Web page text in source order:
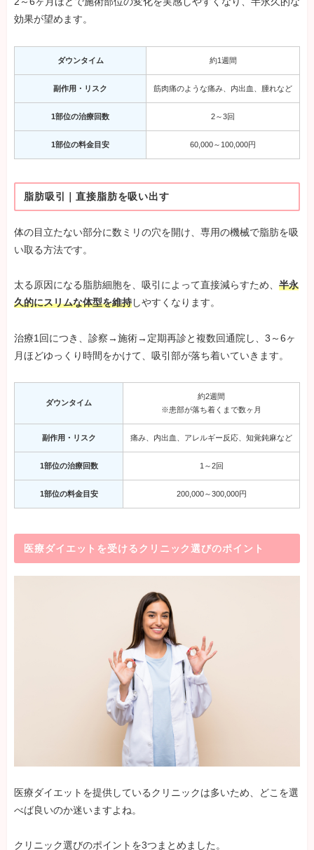
効果が望めます。
ダウンタイム 約1週間
副作用・リスク 筋肉痛のような痛み、内出血、腫れなど
1部位の治療回数 2～3回
1部位の料金目安 60,000～100,000円
脂肪吸引｜直接脂肪を吸い出す
体の目立たない部分に数ミリの穴を開け、専用の機械で脂肪を吸
い取る方法です。
太る原因になる脂肪細胞を、吸引によって直接減らすため、 半永
久的にスリムな体型を維持しやすくなります。
治療1回につき、診察→施術→定期再診と複数回通院し、3～6ヶ
月ほどゆっくり時間をかけて、吸引部が落ち着いていきます。
ダウンタイム
約2週間
※患部が落ち着くまで数ヶ月
副作用・リスク 痛み、内出血、アレルギー反応、知覚鈍麻など
1部位の治療回数 1～2回
1部位の料金目安 200,000～300,000円
医療ダイエットを受けるクリニック選びのポイント
医療ダイエットを提供しているクリニックは多いため、どこを選
べば良いのか迷いますよね。
クリニック選びのポイントを3つまとめました。